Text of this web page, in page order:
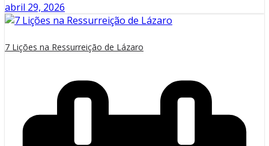
abril 29, 2026
7 Lições na Ressurreição de Lázaro